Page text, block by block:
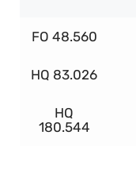
FO 48.560
HQ 83.026
HQ
180.544